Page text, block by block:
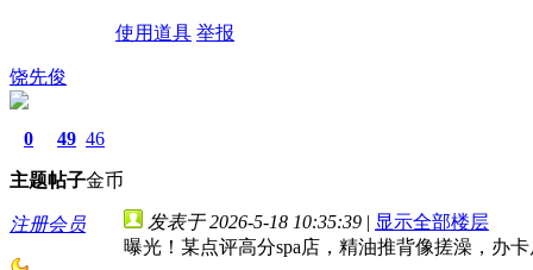
使用道具 举报
饶先俊
0
主题
49
帖子
46
金币
注册会员 发表于 2026-5-18 10:35:39 | 显示全部楼层
曝光！某点评高分spa店，精油推背像搓澡，办